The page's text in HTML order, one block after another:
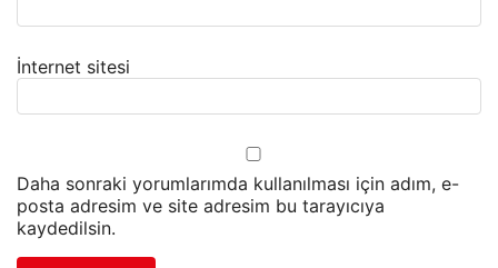
İnternet sitesi
Daha sonraki yorumlarımda kullanılması için adım, e-
posta adresim ve site adresim bu tarayıcıya
kaydedilsin.